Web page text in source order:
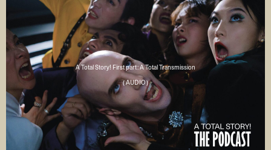
A Total Story! First part: A Total Transmission
( AUDIO )